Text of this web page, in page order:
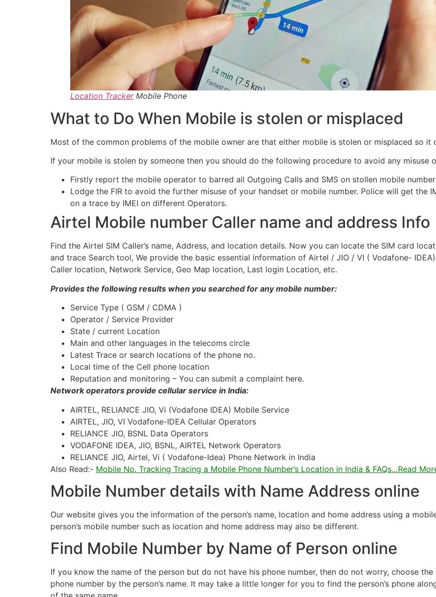
Location TrackerMobile Phone
What to Do When Mobile is stolen or misplaced
Most of the common problems of the mobile owner are that either mobile is stolen or misplaced so it
If your mobile is stolen by someone then you should do the following procedure to avoid any misuse
Firstly report the mobile operator to barred all Outgoing Calls and SMS on stollen mobile number.
Lodge the FIR to avoid the further misuse of your handset or mobile number. Police will get the
on a trace by IMEI on different Operators.
Airtel Mobile number Caller name and address Info
Find the Airtel SIM Caller’s name, Address, and location details. Now you can locate the SIM card
and trace Search tool, We provide the basic essential information of Airtel / JIO / VI ( Vodafone-
Caller location, Network Service, Geo Map location, Last login Location, etc.
Provides the following results when you searched for any mobile number:
Service Type ( GSM / CDMA )
Operator / Service Provider
State / current Location
Main and other languages in the telecoms circle
Latest Trace or search locations of the phone no.
Local time of the Cell phone location
Reputation and monitoring – You can submit a complaint here.
Network operators provide cellular service in India:
AIRTEL, RELIANCE JIO, Vi (Vodafone IDEA) Mobile Service
AIRTEL, JIO, VI Vodafone-IDEA Cellular Operators
RELIANCE JIO, BSNL Data Operators
VODAFONE IDEA, JIO, BSNL, AIRTEL Network Operators
RELIANCE JIO, Airtel, Vi ( Vodafone-Idea) Phone Network in India
Also Read:- Mobile No. Tracking Tracing a Mobile Phone Number’s Location in India & FAQs…Read
Mobile Number details with Name Address online
Our website gives you the information of the person’s name, location and home address using a
person’s mobile number such as location and home address may also be different.
Find Mobile Number by Name of Person online
If you know the name of the person but do not have his phone number, then do not worry, choose
phone number by the person’s name. It may take a little longer for you to find the person’s phone